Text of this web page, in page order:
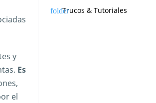
y
Es
el
Trucos & Tutoriales